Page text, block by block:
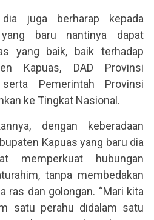
juga berharap kepada
yang baru nantinya dapat
yang baik, baik terhadap
Kapuas, DAD Provinsi
Pemerintah Provinsi
ke Tingkat Nasional.
dengan keberadaan
Kapuas yang baru dia
memperkuat hubungan
tanpa membedakan
ras dan golongan. “Mari kita
satu perahu didalam satu